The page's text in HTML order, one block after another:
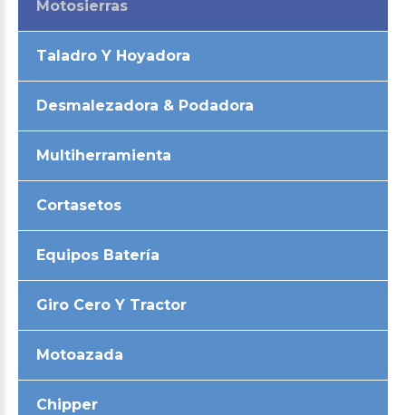
Motosierras
Taladro Y Hoyadora
Desmalezadora & Podadora
Multiherramienta
Cortasetos
Equipos Batería
Giro Cero Y Tractor
Motoazada
Chipper